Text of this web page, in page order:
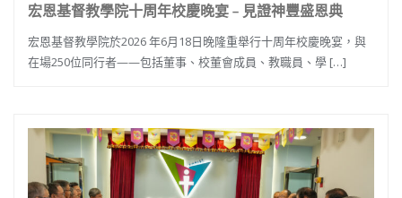
宏恩基督教學院十周年校慶晚宴 – 見證神豐盛恩典
宏恩基督教學院於2026 年6月18日晚隆重舉行十周年校慶晚宴，與
在場250位同行者——包括董事、校董會成員、教職員、學 […]